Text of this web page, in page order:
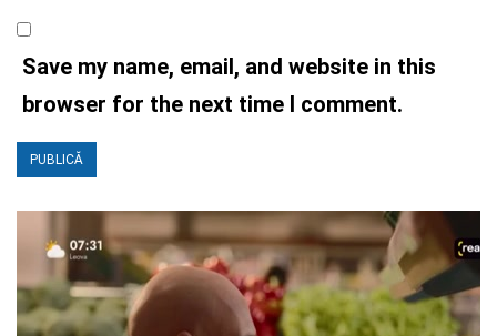
Save my name, email, and website in this
browser for the next time I comment.